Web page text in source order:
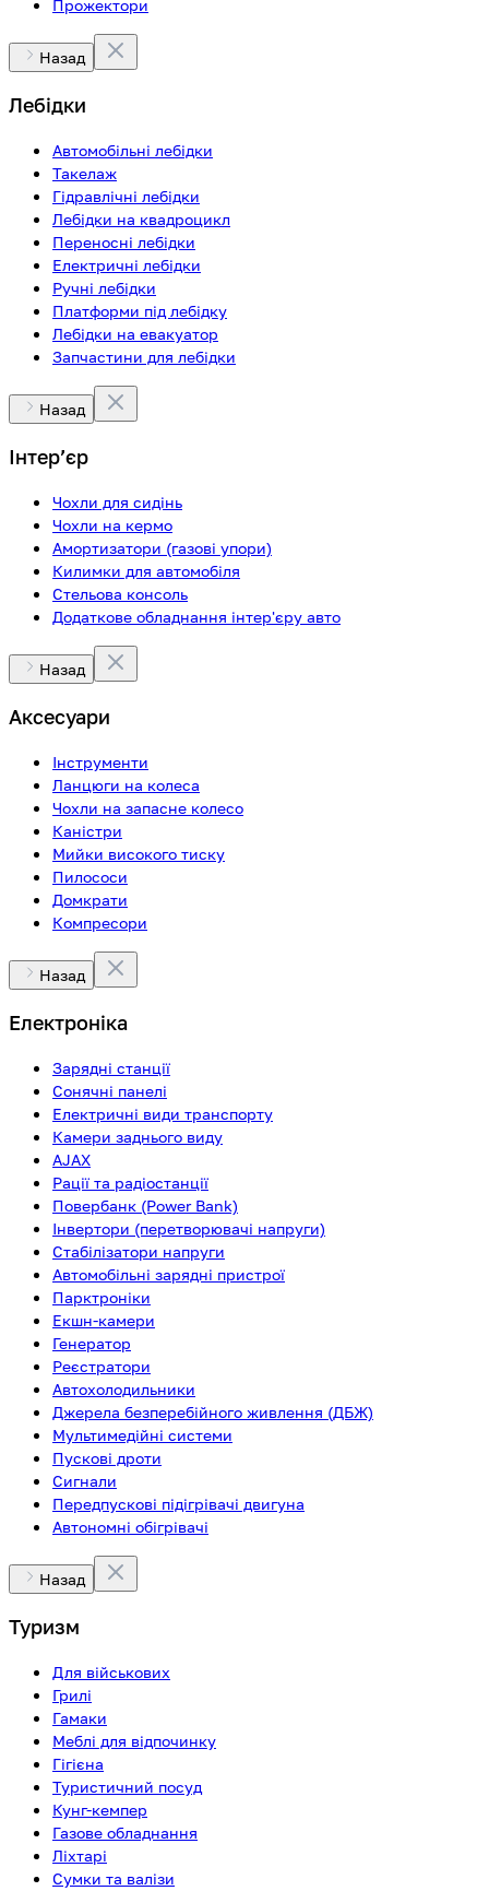
Прожектори
Назад
Лебідки
Автомобільні лебідки
Такелаж
Гідравлічні лебідки
Лебідки на квадроцикл
Переносні лебідки
Електричні лебідки
Ручні лебідки
Платформи під лебідку
Лебідки на евакуатор
Запчастини для лебідки
Назад
Інтерʼєр
Чохли для сидінь
Чохли на кермо
Амортизатори (газові упори)
Килимки для автомобіля
Стельова консоль
Додаткове обладнання інтер'єру авто
Назад
Аксесуари
Інструменти
Ланцюги на колеса
Чохли на запасне колесо
Каністри
Мийки високого тиску
Пилососи
Домкрати
Компресори
Назад
Електроніка
Зарядні станції
Сонячні панелі
Електричні види транспорту
Камери заднього виду
AJAX
Рації та радіостанції
Повербанк (Power Bank)
Інвертори (перетворювачі напруги)
Стабілізатори напруги
Автомобільні зарядні пристрої
Парктроніки
Екшн-камери
Генератор
Реєстратори
Автохолодильники
Джерела безперебійного живлення (ДБЖ)
Мультимедійні системи
Пускові дроти
Сигнали
Передпускові підігрівачі двигуна
Автономні обігрівачі
Назад
Туризм
Для військових
Грилі
Гамаки
Меблі для відпочинку
Гігієна
Туристичний посуд
Кунг-кемпер
Газове обладнання
Ліхтарі
Сумки та валізи